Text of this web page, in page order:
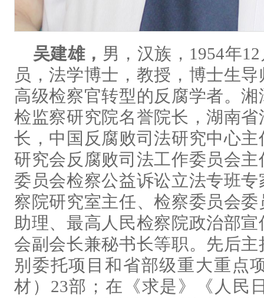
吴建雄， 男，汉族，1954年
员，法学博士，教授，博士生
高级检察官转型的反腐学者。
检监察研究院名誉院长，湖南
长，中国反腐败司法研究中心
研究会反腐败司法工作委员会
委员会检察公益诉讼立法专班
察院研究室主任、检察委员会
助理、最高人民检察院政治部
会副会长兼秘书长等职。先后
别委托项目和省部级重大重点
材）23部；在《求是》《人民